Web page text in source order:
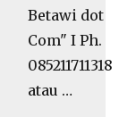
Betawi dot
Com" I Ph.
085211711318
atau …